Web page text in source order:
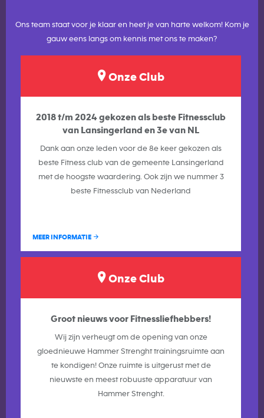
Ons team staat voor je klaar en heet je van harte welkom! Kom je
gauw eens langs om kennis met ons te maken?
Onze Club
2018 t/m 2024 gekozen als beste Fitnessclub
van Lansingerland en 3e van NL
Dank aan onze leden voor de 8e keer gekozen als
beste Fitness club van de gemeente Lansingerland
met de hoogste waardering. Ook zijn we nummer 3
beste Fitnessclub van Nederland
MEER INFORMATIE
Onze Club
Groot nieuws voor Fitnessliefhebbers!
Wij zijn verheugt om de opening van onze
gloednieuwe Hammer Strenght trainingsruimte aan
te kondigen! Onze ruimte is uitgerust met de
nieuwste en meest robuuste apparatuur van
Hammer Strenght.